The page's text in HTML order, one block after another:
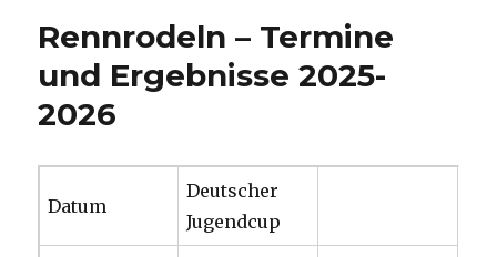
Rennrodeln – Termine
und Ergebnisse 2025-
2026
Datum
Deutscher
Jugendcup